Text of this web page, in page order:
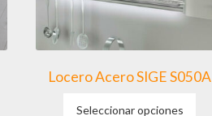
Locero Acero SIGE S050A
Seleccionar opciones